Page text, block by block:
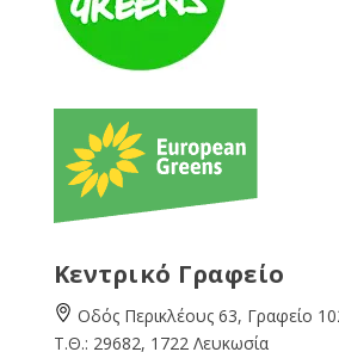
Κεντρικό Γραφείο
Οδός Περικλέους 63, Γραφείο
Τ.Θ.: 29682, 1722 Λευκωσία